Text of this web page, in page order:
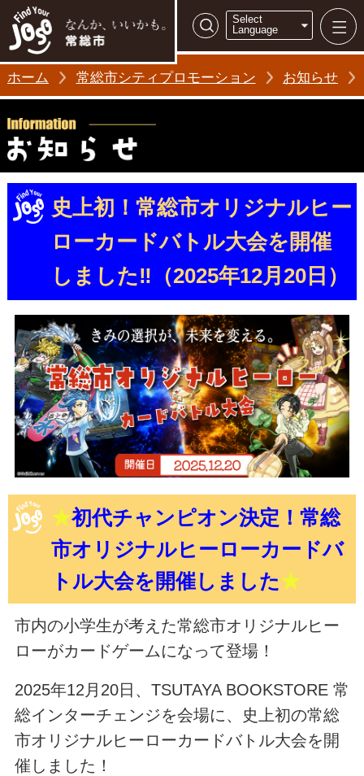
常総市シテ
検索
Select
Language
ホーム 常総市シティプロモーション お知らせ
史上初！常総市オリジナルヒー
ローカードバトル大会を開催
しました‼（2025年12月20日）
★初代チャンピオン決定！常総
市オリジナルヒーローカードバ
トル大会を開催しました★
市内の小学生が考えた常総市オリジナルヒー
ローがカードゲームになって登場！
2025年12月20日、TSUTAYA BOOKSTORE 常
総インターチェンジを会場に、史上初の常総
市オリジナルヒーローカードバトル大会を開
催しました！